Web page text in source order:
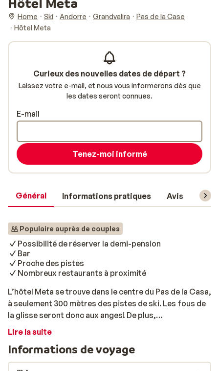
Home Ski Andorre Grandvalira
Pas de la Case
Hôtel Meta
Général Informations pratiques Avis
Populaire auprès de couples
Possibilité de réserver la demi-pension
Bar
Proche des pistes
Nombreux restaurants à proximité
L’hôtel Meta se trouve dans le centre du Pas de la Casa,
à seulement 300 mètres des pistes de ski. Les fous de
la glisse seront donc aux anges! De plus,
l’établissement propose de jolies chambres tout
vacancier se sentira comme à la maison. Après une
journée intense sur les pistes, les amateurs de sports
Lire la suite
Informations de voyage
Curieux des nouvelles dates de départ ?
Laissez votre e-mail, et nous vous informerons dès que
les dates seront connues.
E-mail
Tenez-moi informé